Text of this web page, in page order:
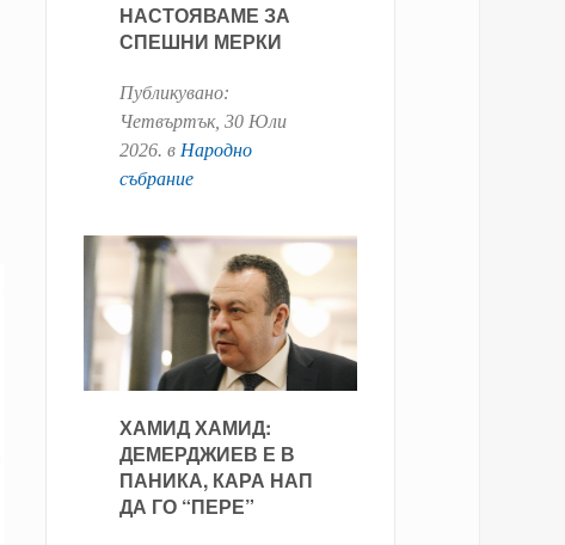
НАСТОЯВАМЕ ЗА
СПЕШНИ МЕРКИ
Публикувано:
Четвъртък, 30 Юли
2026. в Народно
събрание
ХАМИД ХАМИД:
ДЕМЕРДЖИЕВ Е В
ПАНИКА, КАРА НАП
ДА ГО “ПЕРЕ”